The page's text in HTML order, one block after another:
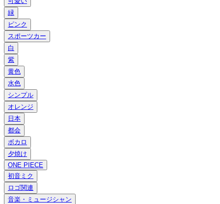
緑
ピンク
スポーツカー
白
紫
黄色
水色
シンプル
オレンジ
日本
都会
ボカロ
夕焼け
ONE PIECE
初音ミク
ロゴ関連
音楽・ミュージシャン